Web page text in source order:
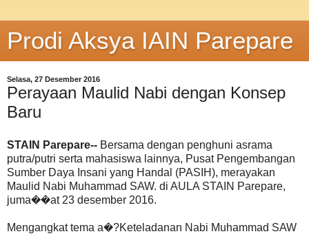
Prodi Aksya IAIN Parepare
Selasa, 27 Desember 2016
Perayaan Maulid Nabi dengan Konsep
Baru
STAIN Parepare-- Bersama dengan penghuni asrama
putra/putri serta mahasiswa lainnya, Pusat Pengembangan
Sumber Daya Insani yang Handal (PASIH), merayakan
Maulid Nabi Muhammad SAW. di AULA STAIN Parepare,
juma��at 23 desember 2016.
Mengangkat tema a�?Keteladanan Nabi Muhammad SAW